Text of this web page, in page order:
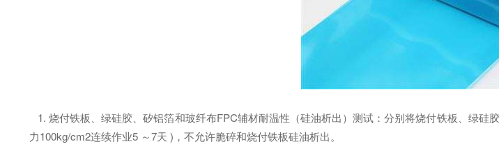
1. 烧付铁板、绿硅胶、矽铝箔和玻纤布FPC辅材耐温性（硅油析出）测试：分别将烧付铁板、绿
力100kg/cm2连续作业5 ～7天 )，不允许脆碎和烧付铁板硅油析出。